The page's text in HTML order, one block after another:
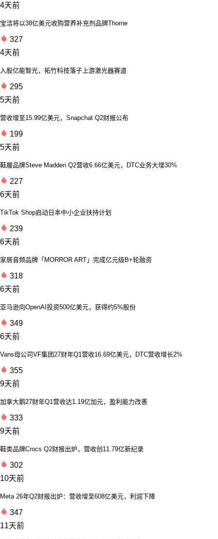
4天前
宝洁将以38亿美元收购营养补充剂品牌Thorne
327
4天前
入股亿能智光，拓竹科技落子上游激光器赛道
295
5天前
营收增至15.99亿美元，Snapchat Q2财报公布
199
5天前
鞋履品牌Steve Madden Q2营收6.66亿美元，DTC业务大增30%
227
6天前
TikTok Shop启动日本中小企业扶持计划
239
6天前
家居音频品牌「MORROR ART」完成亿元级B+轮融资
318
6天前
亚马逊向OpenAI投资500亿美元，获得约5%股份
349
6天前
Vans母公司VF集团27财年Q1营收16.69亿美元，DTC营收增长2%
355
9天前
加拿大鹅27财年Q1营收达1.19亿加元，盈利能力改善
333
9天前
鞋类品牌Crocs Q2财报出炉，营收创11.79亿新纪录
302
10天前
Meta 26年Q2财报出炉：营收增至608亿美元，利润下降
347
11天前